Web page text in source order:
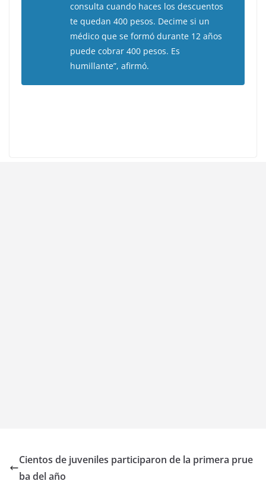
consulta cuando haces los descuentos
te quedan 400 pesos. Decime si un
médico que se formó durante 12 años
puede cobrar 400 pesos. Es
humillante”, afirmó.
Cientos de juveniles participaron de la primera prue
ba del año